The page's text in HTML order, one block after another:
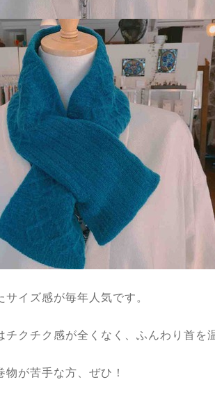
サイズ感が毎年人気です。
チクチク感が全くなく、ふんわり首を
が苦手な方、ぜひ！